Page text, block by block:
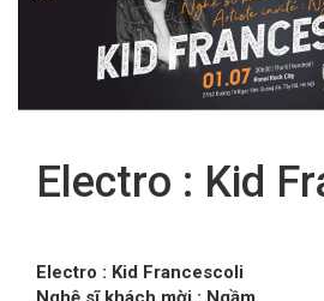
Electro : Kid
Electro : Kid Francescoli